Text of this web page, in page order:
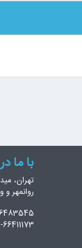
با ما
تهران،
روانمهر
66411173